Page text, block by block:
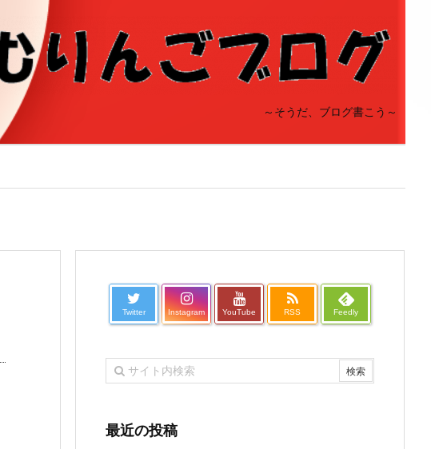
～そうだ、ブログ書こう～
Twitter Instagram YouTube RSS Feedly
最近の投稿